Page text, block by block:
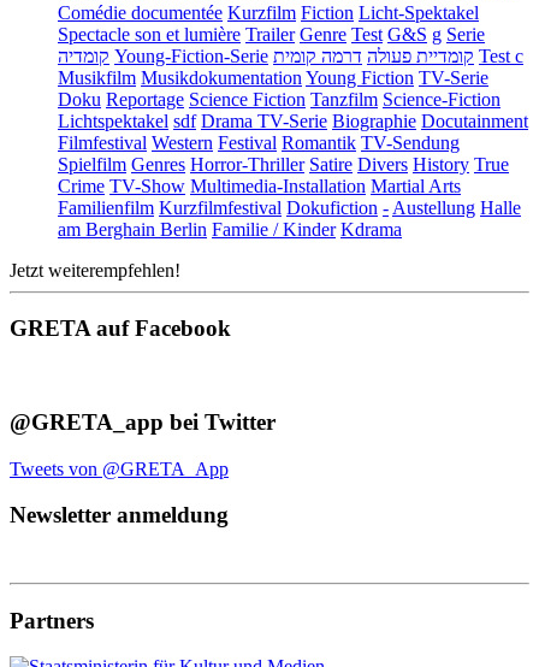
Comédie documentée Kurzfilm Fiction Licht-Spektakel
Spectacle son et lumière Trailer Genre Test G&S g Serie
קומדיה Young-Fiction-Serie קומדיית פעולה דרמה קומית
Test c
Musikfilm Musikdokumentation Young Fiction TV-Serie
Doku Reportage Science Fiction Tanzfilm Science-Fiction
Lichtspektakel sdf Drama TV-Serie Biographie Docutainment
Filmfestival Western Festival Romantik TV-Sendung
Spielfilm Genres Horror-Thriller Satire Divers History True
Crime TV-Show Multimedia-Installation Martial Arts
Familienfilm Kurzfilmfestival Dokufiction - Austellung Halle
am Berghain Berlin Familie / Kinder Kdrama
Jetzt weiterempfehlen!
GRETA auf Facebook
@GRETA_app bei Twitter
Tweets von @GRETA_App
Newsletter anmeldung
Partners